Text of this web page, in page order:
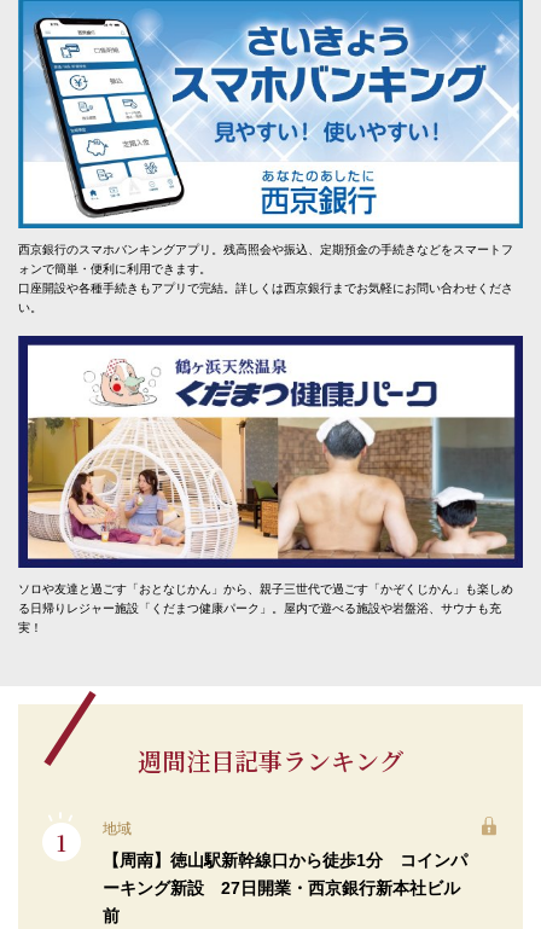
西京銀行のスマホバンキングアプリ。残高照会や振込、定期預金の手続きなどをスマートフ
ォンで簡単・便利に利用できます。
口座開設や各種手続きもアプリで完結。詳しくは西京銀行までお気軽にお問い合わせくださ
い。
ソロや友達と過ごす「おとなじかん」から、親子三世代で過ごす「かぞくじかん」も楽しめ
る日帰りレジャー施設「くだまつ健康パーク」。屋内で遊べる施設や岩盤浴、サウナも充
実！
週間注目記事ランキング
地域
【周南】徳山駅新幹線口から徒歩1分 コインパ
ーキング新設 27日開業・西京銀行新本社ビル
前